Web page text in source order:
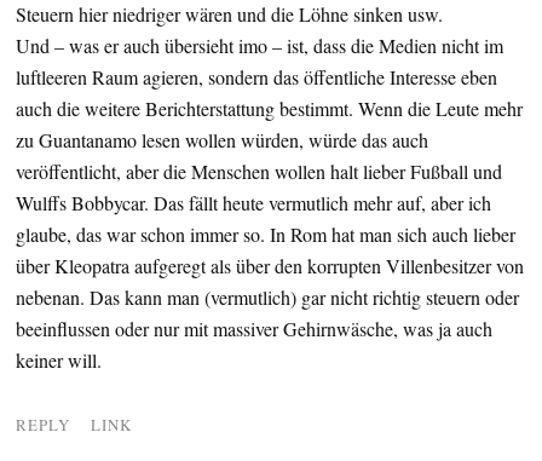
Steuern hier niedriger wären und die Löhne sinken usw.
Und – was er auch übersieht imo – ist, dass die Medien nicht im
luftleeren Raum agieren, sondern das öffentliche Interesse eben
auch die weitere Berichterstattung bestimmt. Wenn die Leute mehr
zu Guantanamo lesen wollen würden, würde das auch
veröffentlicht, aber die Menschen wollen halt lieber Fußball und
Wulffs Bobbycar. Das fällt heute vermutlich mehr auf, aber ich
glaube, das war schon immer so. In Rom hat man sich auch lieber
über Kleopatra aufgeregt als über den korrupten Villenbesitzer von
nebenan. Das kann man (vermutlich) gar nicht richtig steuern oder
beeinflussen oder nur mit massiver Gehirnwäsche, was ja auch
keiner will.
REPLY LINK